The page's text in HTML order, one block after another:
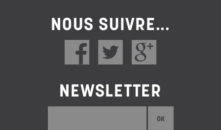
NOUS SUIVRE...
NEWSLETTER
OK